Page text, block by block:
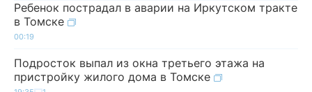
Ребенок пострадал в аварии на Иркутском тракте
в Томске
00:19
Подросток выпал из окна третьего этажа на
пристройку жилого дома в Томске